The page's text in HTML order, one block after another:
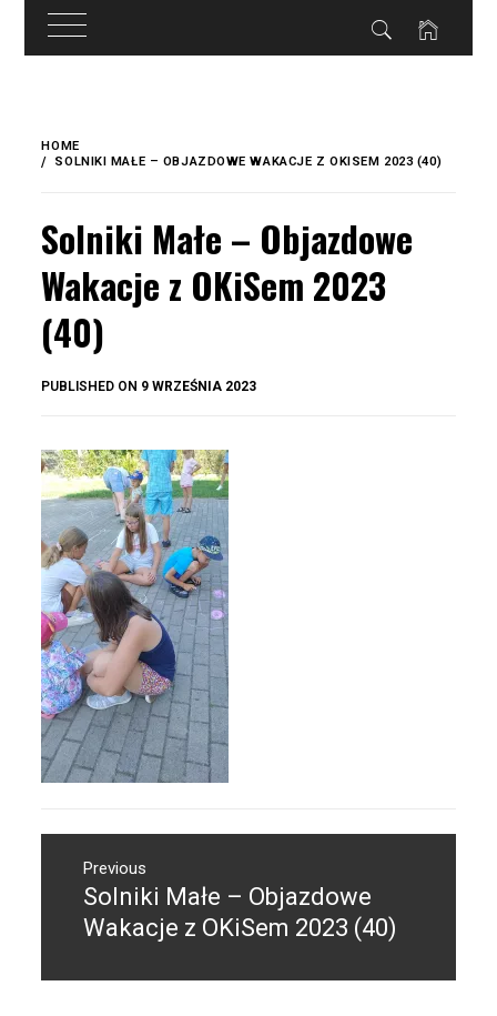
treści
content
HOME
SOLNIKI MAŁE – OBJAZDOWE WAKACJE Z OKISEM 2023 (40)
Solniki Małe – Objazdowe
Wakacje z OKiSem 2023
(40)
PUBLISHED ON 9 WRZEŚNIA 2023
wpisuPrevious
Previous
post:
Solniki Małe – Objazdowe
Wakacje z OKiSem 2023 (40)